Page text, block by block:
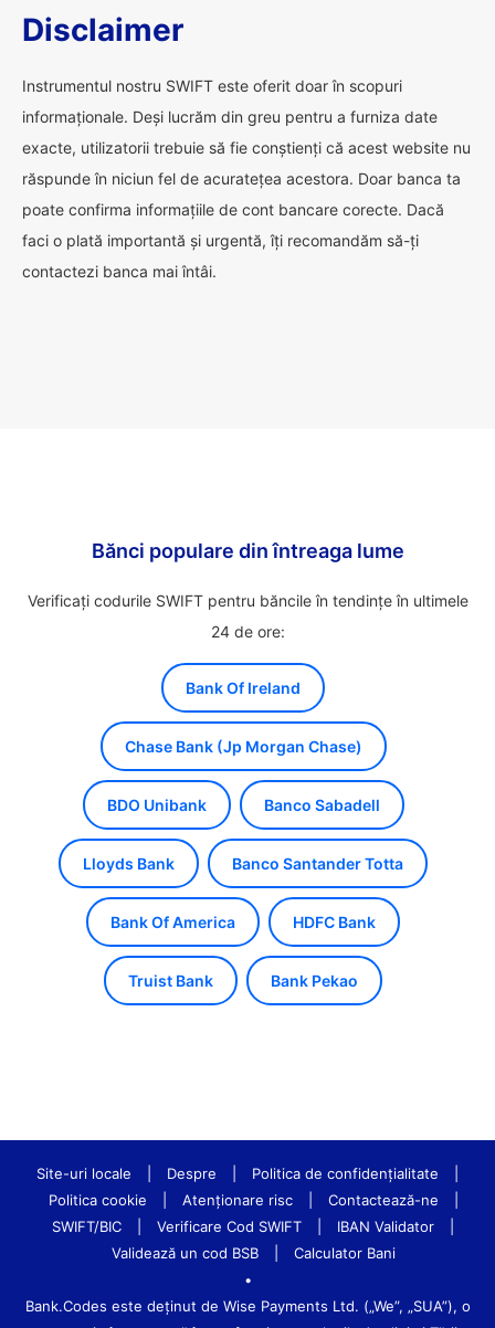
Disclaimer
Instrumentul nostru SWIFT este oferit doar în scopuri
informaționale. Deși lucrăm din greu pentru a furniza date
exacte, utilizatorii trebuie să fie conștienți că acest website nu
răspunde în niciun fel de acuratețea acestora. Doar banca ta
poate confirma informațiile de cont bancare corecte. Dacă
faci o plată importantă și urgentă, îți recomandăm să-ți
contactezi banca mai întâi.
Bănci populare din întreaga lume
Verificați codurile SWIFT pentru băncile în tendințe în ultimele
24 de ore:
Bank Of Ireland
Chase Bank (Jp Morgan Chase)
BDO Unibank Banco Sabadell
Lloyds Bank Banco Santander Totta
Bank Of America HDFC Bank
Truist Bank Bank Pekao
Site-uri locale Despre Politica de confidenţialitate
Politica cookie
Atenționare risc Contactează-ne
SWIFT/BIC
Verificare Cod SWIFT IBAN Validator
Validează un cod BSB
Calculator Bani
•
Bank.Codes este deținut de Wise Payments Ltd. („We”, „SUA”), o